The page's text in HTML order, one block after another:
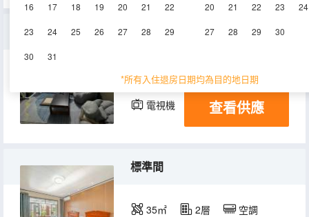
16 17 18 19 20 21 22
23 24 25 26 27 28 29
30 31
20 21 22 23 24
27 28 29 30
*所有入住退房日期均為目的地日期
舒適榻榻米
30㎡ 2層 空調
電視機 查看供應
標準間
35㎡ 2層 空調